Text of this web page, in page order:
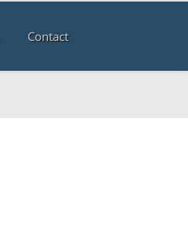
Contact